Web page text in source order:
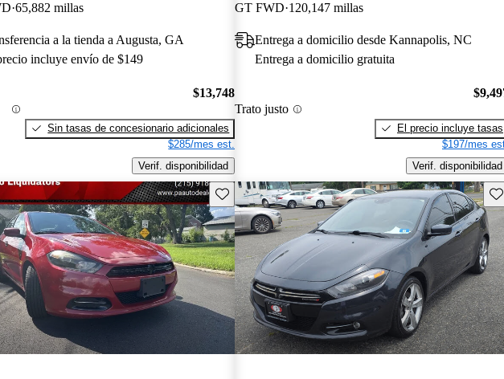
65,882 millas
a la tienda a Augusta, GA
incluye envío de $149
$13,748
Sin tasas de concesionario adicionales
$285/mes est.
Verif. disponibilidad
GT FWD 120,147 millas
Entrega a domicilio desde Kannapolis, NC
Entrega a domicilio gratuita
Trato justo
El precio incluye tasas
$197/mes
Verif. disponibilidad
Guarda este Aviso